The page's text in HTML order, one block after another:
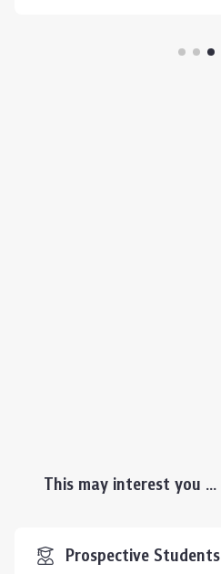
This may interest you ...
Prospective Students